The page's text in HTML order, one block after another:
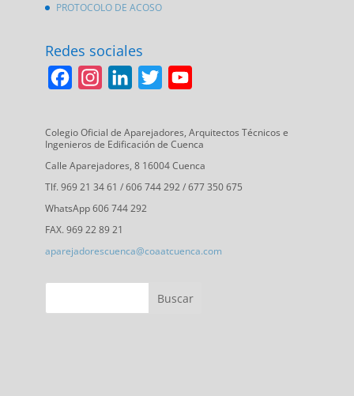
PROTOCOLO DE ACOSO
Redes sociales
c
e
b
o
s
t
a
g
k
e
d
n
i
t
t
e
u
T
u
b
Colegio Oficial de Aparejadores, Arquitectos Técnicos e
Ingenieros de Edificación de Cuenca
Calle Aparejadores, 8 16004 Cuenca
Tlf. 969 21 34 61 / 606 744 292 / 677 350 675
WhatsApp 606 744 292
FAX. 969 22 89 21
aparejadorescuenca@coaatcuenca.com